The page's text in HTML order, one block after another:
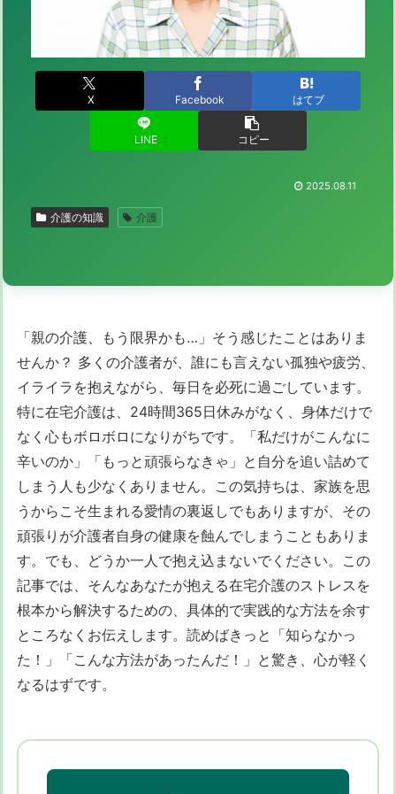
X Facebook はてブ
LINE コピー
2025.08.11
介護の知識 介護
「親の介護、もう限界かも…」そう感じたことはありま
せんか？ 多くの介護者が、誰にも言えない孤独や疲労、
イライラを抱えながら、毎日を必死に過ごしています。
特に在宅介護は、24時間365日休みがなく、身体だけで
なく心もボロボロになりがちです。「私だけがこんなに
辛いのか」「もっと頑張らなきゃ」と自分を追い詰めて
しまう人も少なくありません。この気持ちは、家族を思
うからこそ生まれる愛情の裏返しでもありますが、その
頑張りが介護者自身の健康を蝕んでしまうこともありま
す。でも、どうか一人で抱え込まないでください。この
記事では、そんなあなたが抱える在宅介護のストレスを
根本から解決するための、具体的で実践的な方法を余す
ところなくお伝えします。読めばきっと「知らなかっ
た！」「こんな方法があったんだ！」と驚き、心が軽く
なるはずです。